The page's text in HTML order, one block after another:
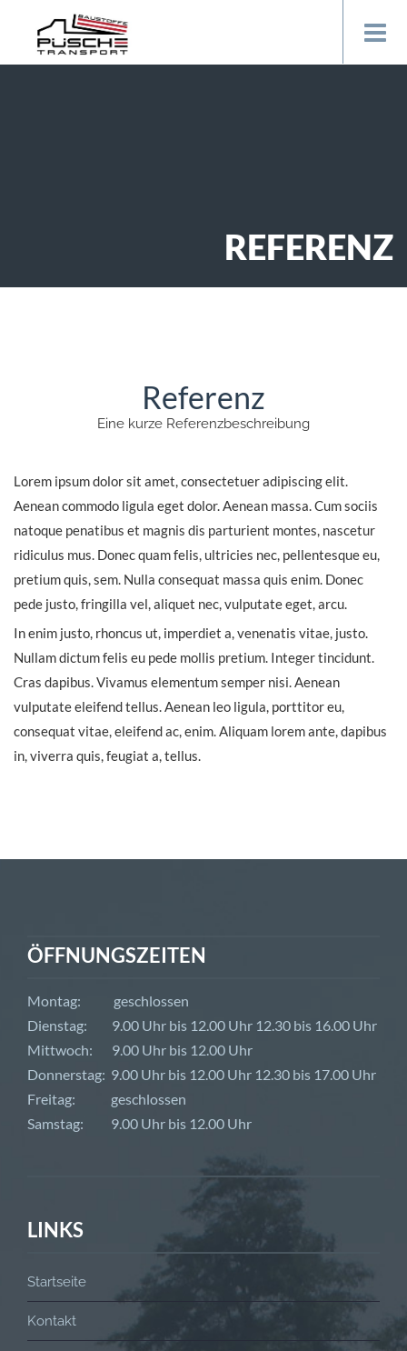
REFERENZ
Referenz
Eine kurze Referenzbeschreibung
Lorem ipsum dolor sit amet, consectetuer adipiscing elit.
Aenean commodo ligula eget dolor. Aenean massa. Cum sociis
natoque penatibus et magnis dis parturient montes, nascetur
ridiculus mus. Donec quam felis, ultricies nec, pellentesque eu,
pretium quis, sem. Nulla consequat massa quis enim. Donec
pede justo, fringilla vel, aliquet nec, vulputate eget, arcu.
In enim justo, rhoncus ut, imperdiet a, venenatis vitae, justo.
Nullam dictum felis eu pede mollis pretium. Integer tincidunt.
Cras dapibus. Vivamus elementum semper nisi. Aenean
vulputate eleifend tellus. Aenean leo ligula, porttitor eu,
consequat vitae, eleifend ac, enim. Aliquam lorem ante, dapibus
in, viverra quis, feugiat a, tellus.
ÖFFNUNGSZEITEN
Montag: geschlossen
Dienstag: 9.00 Uhr bis 12.00 Uhr 12.30 bis 16.00 Uhr
Mittwoch: 9.00 Uhr bis 12.00 Uhr
Donnerstag: 9.00 Uhr bis 12.00 Uhr 12.30 bis 17.00 Uhr
Freitag: geschlossen
Samstag: 9.00 Uhr bis 12.00 Uhr
LINKS
Startseite
Kontakt